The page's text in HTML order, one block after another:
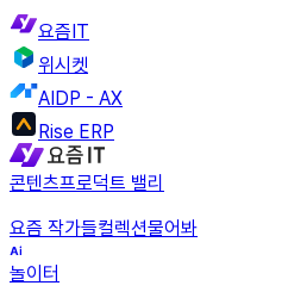
요즘IT
위시켓
AIDP - AX
Rise ERP
콘텐츠프로덕트 밸리
요즘 작가들컬렉션물어봐
놀이터